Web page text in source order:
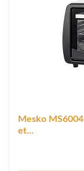
Mesko
et...